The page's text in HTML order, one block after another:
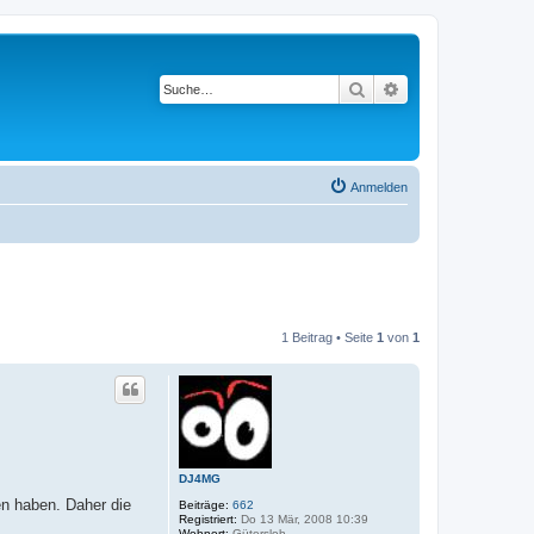
Suche
Anmelden
1 Beitrag • Seite 1 von 1
DJ4MG
Beiträge: 662
Registriert: Do 13 Mär, 2008 10:39
haben. Daher die